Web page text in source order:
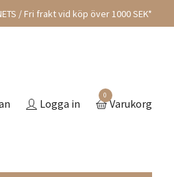
/ Fri frakt vid köp över 1000 SEK*
Logga in
0
Varukorg